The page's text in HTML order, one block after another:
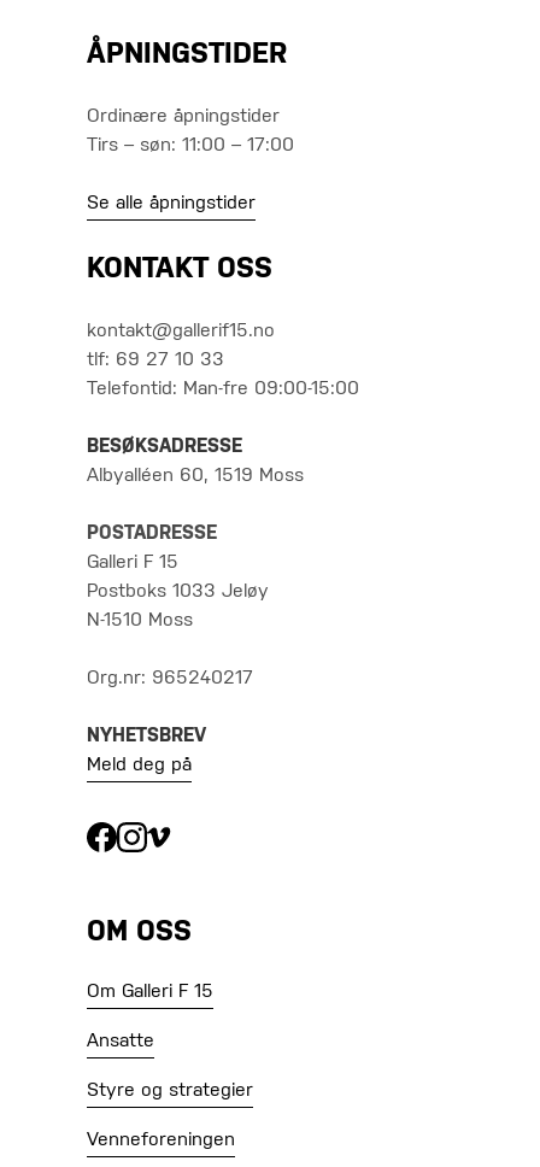
ÅPNINGSTIDER
Ordinære åpningstider
Tirs – søn: 11:00 – 17:00
Se alle åpningstider
KONTAKT OSS
kontakt@gallerif15.no
tlf: 69 27 10 33
Telefontid: Man-fre 09:00-15:00
BESØKSADRESSE
Albyalléen 60, 1519 Moss
POSTADRESSE
Galleri F 15
Postboks 1033 Jeløy
N-1510 Moss
Org.nr: 965240217
NYHETSBREV
Meld deg på
OM OSS
Om Galleri F 15
Ansatte
Styre og strategier
Venneforeningen